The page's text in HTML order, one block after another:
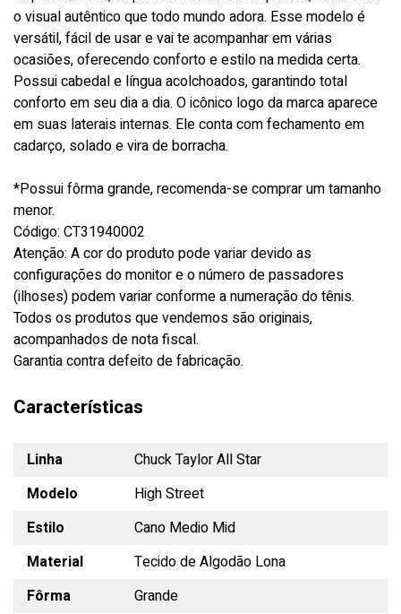
o visual autêntico que todo mundo adora. Esse modelo é
versátil, fácil de usar e vai te acompanhar em várias
ocasiões, oferecendo conforto e estilo na medida certa.
Possui cabedal e língua acolchoados, garantindo total
conforto em seu dia a dia. O icônico logo da marca aparece
em suas laterais internas. Ele conta com fechamento em
cadarço, solado e vira de borracha.
*Possui fôrma grande, recomenda-se comprar um tamanho
menor.
Código: CT31940002
Atenção: A cor do produto pode variar devido as
configurações do monitor e o número de passadores
(ilhoses) podem variar conforme a numeração do tênis.
Todos os produtos que vendemos são originais,
acompanhados de nota fiscal.
Garantia contra defeito de fabricação.
Características
Linha
Chuck Taylor All Star
Modelo
High Street
Estilo
Cano Medio Mid
Material
Tecido de Algodão Lona
Fôrma
Grande